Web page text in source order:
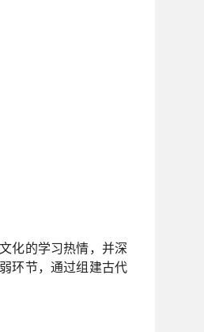
化的学习热情，并深
环节，通过组建古代